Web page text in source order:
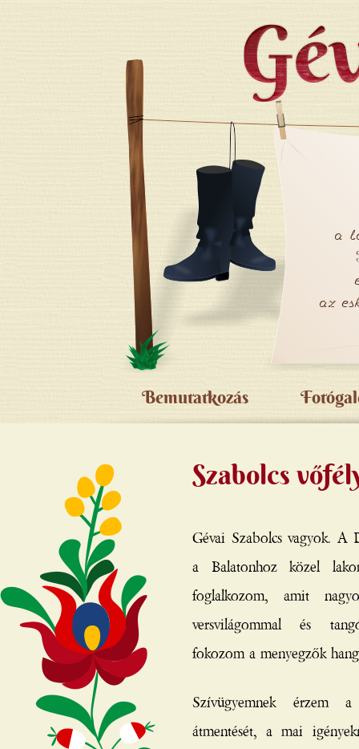
a
az
Bemutatkozás
Szabolcs
Gévai Szabolcs vagyok. A
a Balatonhoz közel
foglalkozom, amit
versvilágommal és
fokozom a menyegzők
Szívügyemnek érzem
átmentését, a mai